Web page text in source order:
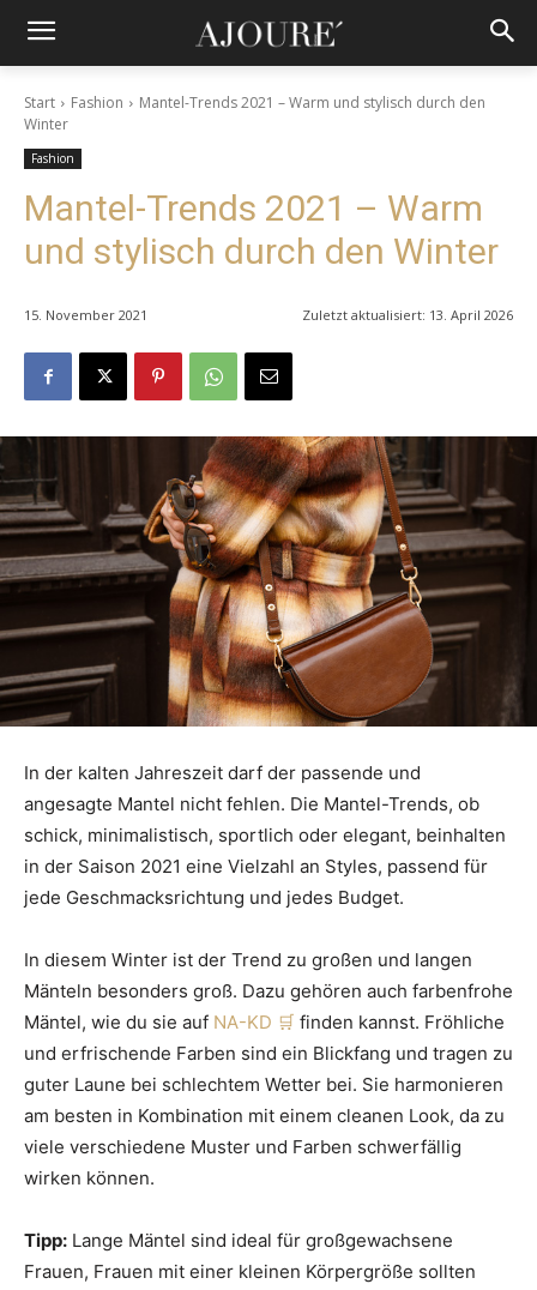
Start Fashion
Mantel-Trends 2021 – Warm und stylisch durch den
Winter
Fashion
Mantel-Trends 2021 – Warm
und stylisch durch den Winter
15. November 2021 Zuletzt aktualisiert: 13. April 2026
In der kalten Jahreszeit darf der passende und
angesagte Mantel nicht fehlen. Die Mantel-Trends, ob
schick, minimalistisch, sportlich oder elegant, beinhalten
in der Saison 2021 eine Vielzahl an Styles, passend für
jede Geschmacksrichtung und jedes Budget.
In diesem Winter ist der Trend zu großen und langen
Mänteln besonders groß. Dazu gehören auch farbenfrohe
Mäntel, wie du sie auf NA-KD
finden kannst. Fröhliche
und erfrischende Farben sind ein Blickfang und tragen zu
guter Laune bei schlechtem Wetter bei. Sie harmonieren
am besten in Kombination mit einem cleanen Look, da zu
viele verschiedene Muster und Farben schwerfällig
wirken können.
Tipp: Lange Mäntel sind ideal für großgewachsene
Frauen, Frauen mit einer kleinen Körpergröße sollten